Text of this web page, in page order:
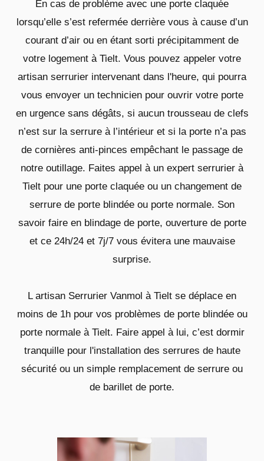
En cas de problème avec une porte claquée
lorsqu’elle s’est refermée derrière vous à cause d’un
courant d’air ou en étant sorti précipitamment de
votre logement à Tielt. Vous pouvez appeler votre
artisan serrurier intervenant dans l'heure, qui pourra
vous envoyer un technicien pour ouvrir votre porte
en urgence sans dégâts, si aucun trousseau de clefs
n’est sur la serrure à l’intérieur et si la porte n’a pas
de cornières anti-pinces empêchant le passage de
notre outillage. Faites appel à un expert serrurier à
Tielt pour une porte claquée ou un changement de
serrure de porte blindée ou porte normale. Son
savoir faire en blindage de porte, ouverture de porte
et ce 24h/24 et 7j/7 vous évitera une mauvaise
surprise.
L artisan Serrurier Vanmol à Tielt se déplace en
moins de 1h pour vos problèmes de porte blindée ou
porte normale à Tielt. Faire appel à lui, c’est dormir
tranquille pour l'installation des serrures de haute
sécurité ou un simple remplacement de serrure ou
de barillet de porte.